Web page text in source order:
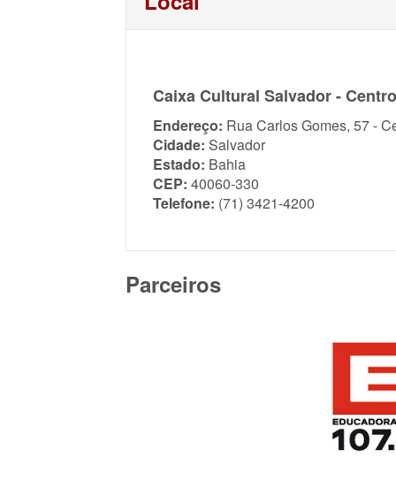
Caixa Cultural Salvador - Centro
Endereço: Rua Carlos Gomes, 57 -
Cidade: Salvador
Estado: Bahia
CEP: 40060-330
Telefone: (71) 3421-4200
Parceiros